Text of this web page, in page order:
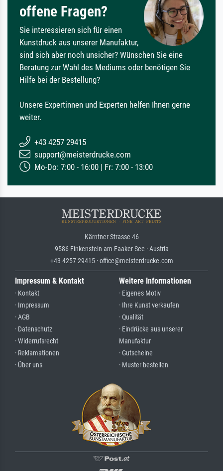
offene Fragen?
Sie interessieren sich für einen
Kunstdruck aus unserer Manufaktur,
sind sich aber noch unsicher? Wünschen Sie eine
Beratung zur Wahl des Mediums oder benötigen Sie
Hilfe bei der Bestellung?
Unsere Expertinnen und Experten helfen Ihnen gerne
weiter.
+43 4257 29415
support@meisterdrucke.com
Mo-Do: 7:00 - 16:00 | Fr: 7:00 - 13:00
Kärntner Strasse 46
9586 Finkenstein am Faaker See · Austria
+43 4257 29415 · office@meisterdrucke.com
Impressum & Kontakt
· Kontakt
· Impressum
· AGB
· Datenschutz
· Widerrufsrecht
· Reklamationen
· Über uns
Weitere Informationen
· Eigenes Motiv
· Ihre Kunst verkaufen
· Qualität
· Eindrücke aus unserer
Manufaktur
· Gutscheine
· Muster bestellen